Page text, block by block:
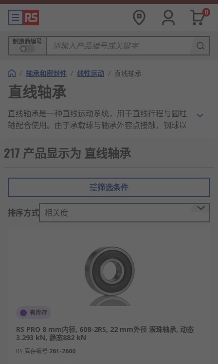
0
制造商编号
/ 轴承和密封件 / 线性运动 / 直线轴承
直线轴承
直线轴承是一种直线运动系统，用于直线行程与圆柱
轴配合使用。由于承载球与轴承外套点接触，钢球以
较稳定、不随轴承速度而变化的特点，能提供灵敏度
高、精度高的平稳直线运动。
直线轴承的分类
直筒型：形状如圆筒，一般用卡簧安装，用于
安装尺寸较小的场合
直线轴承的应用
直线轴承广泛应用于精密机床、纺织机械、食品包装
机械、印刷机械等工业机械的滑动部件。
RS 欧时为您提供了不同品牌的直线轴承，如INA、
Ewellix Makers in Motion
等多款不同规格、型号的产品供您挑选，从而满足不
217 产品显示为 直线轴承
筛选条件
排序方式 相关度
有库存
RS PRO 8 mm内径, 608-2RS, 22 mm外径 滚珠轴承, 动态
3.293 kN, 静态882 kN
RS 库存编号 261-2600